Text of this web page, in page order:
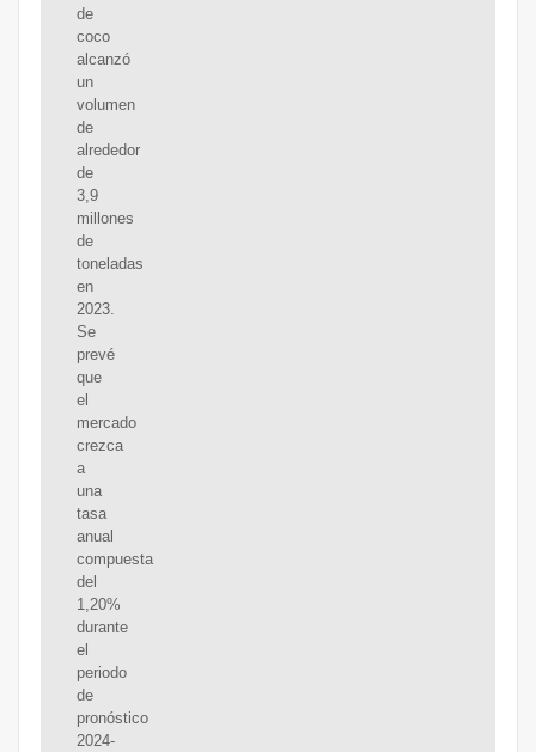
de
coco
alcanzó
un
volumen
de
alrededor
de
3,9
millones
de
toneladas
en
2023.
Se
prevé
que
el
mercado
crezca
a
una
tasa
anual
compuesta
del
1,20%
durante
el
periodo
de
pronóstico
2024-